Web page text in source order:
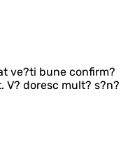
ve?ti bune confirm?
V? doresc mult? s?n?